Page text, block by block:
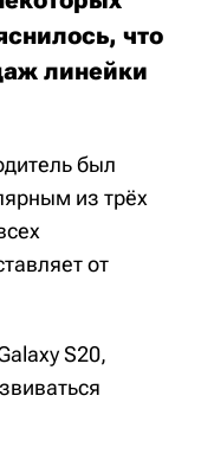
что
линейки
был
из трёх
от
S20,